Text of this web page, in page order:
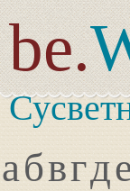
be.
абвгд